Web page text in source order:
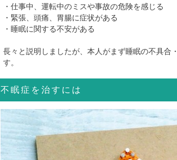
・仕事中、運転中のミスや事故の危険を感じる
・緊張、頭痛、胃腸に症状がある
・睡眠に関する不安がある
長々と説明しましたが、本人がまず睡眠の不具合
す。
不眠症を治すには